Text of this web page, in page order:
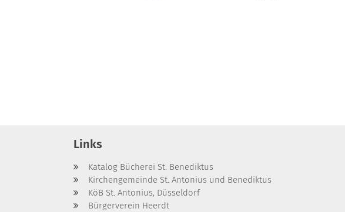
Links
Katalog Bücherei St. Benediktus
Kirchengemeinde St. Antonius und Benediktus
KöB St. Antonius, Düsseldorf
Bürgerverein Heerdt